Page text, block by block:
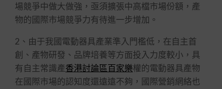
場競爭中做大做強，亟須擴張中高檔市場份額，產
物的國際市場競爭力有待進一步增加。
2、由于我國電動器具產業準入門檻低，在自主首
創、產物研發、品牌培養等方面投入力度較小，具
有自主常識產香港討論區百家樂權的電動器具產物
在國際市場的認知度還遠遠不夠，國際營銷網絡也